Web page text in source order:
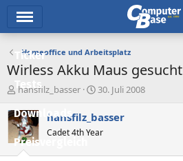
Ticker
Tests
Downloads
Preisvergleich
Homeoffice und Arbeitsplatz
Wirless Akku Maus gesucht
E
s
t
e
hansfilz_basser
E
s
e
30. Juli 2008
hansfilz_basser
Cadet 4th Year